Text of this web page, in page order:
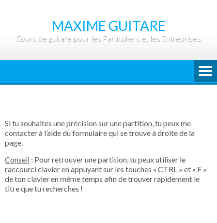
MAXIME GUITARE
Cours de guitare pour les Particuliers et les Entreprises
Si tu souhaites une précision sur une partition, tu peux me
contacter à l’aide du formulaire qui se trouve à droite de la
page.
Conseil : Pour retrouver une partition, tu peux utiliser le
raccourci clavier en appuyant sur les touches « CTRL » et « F »
de ton clavier en même temps afin de trouver rapidement le
titre que tu recherches !